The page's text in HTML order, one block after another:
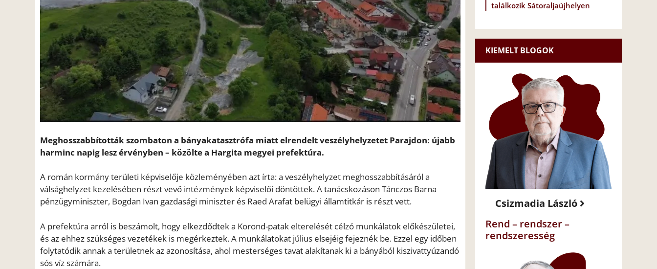
Meghosszabbították szombaton a bányakatasztrófa miatt elrendelt veszélyhelyzetet Parajdon: újabb
harminc napig lesz érvényben – közölte a Hargita megyei prefektúra.
A román kormány területi képviselője közleményében azt írta: a veszélyhelyzet meghosszabbításáról a
válsághelyzet kezelésében részt vevő intézmények képviselői döntöttek. A tanácskozáson Tánczos Barna
pénzügyminiszter, Bogdan Ivan gazdasági miniszter és Raed Arafat belügyi államtitkár is részt vett.
A prefektúra arról is beszámolt, hogy elkezdődtek a Korond-patak elterelését célzó munkálatok előkészületei,
és az ehhez szükséges vezetékek is megérkeztek. A munkálatokat július elsejéig fejeznék be. Ezzel egy időben
folytatódik annak a területnek az azonosítása, ahol mesterséges tavat alakítanak ki a bányából kiszivattyúzandó
sós víz számára.
találkozik Sátoraljaújhelyen
KIEMELT BLOGOK
Csizmadia László
Rend – rendszer –
rendszeresség